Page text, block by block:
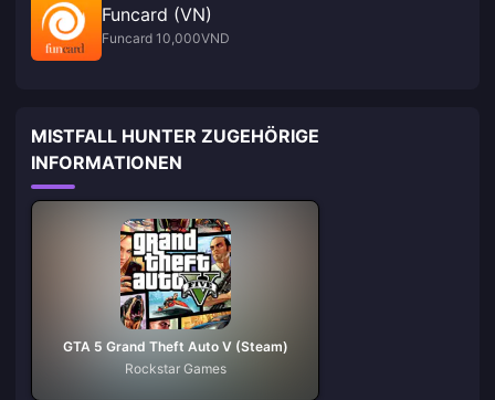
Funcard (VN)
Funcard 10,000VND
MISTFALL HUNTER ZUGEHÖRIGE
INFORMATIONEN
GTA 5 Grand Theft Auto V (Steam)
Rockstar Games